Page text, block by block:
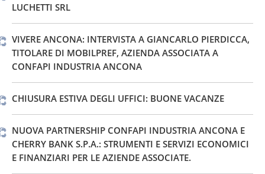
LUCHETTI SRL
VIVERE ANCONA: INTERVISTA A GIANCARLO PIERDICCA,
TITOLARE DI MOBILPREF, AZIENDA ASSOCIATA A
CONFAPI INDUSTRIA ANCONA
CHIUSURA ESTIVA DEGLI UFFICI: BUONE VACANZE
NUOVA PARTNERSHIP CONFAPI INDUSTRIA ANCONA E
CHERRY BANK S.P.A.: STRUMENTI E SERVIZI ECONOMICI
E FINANZIARI PER LE AZIENDE ASSOCIATE.